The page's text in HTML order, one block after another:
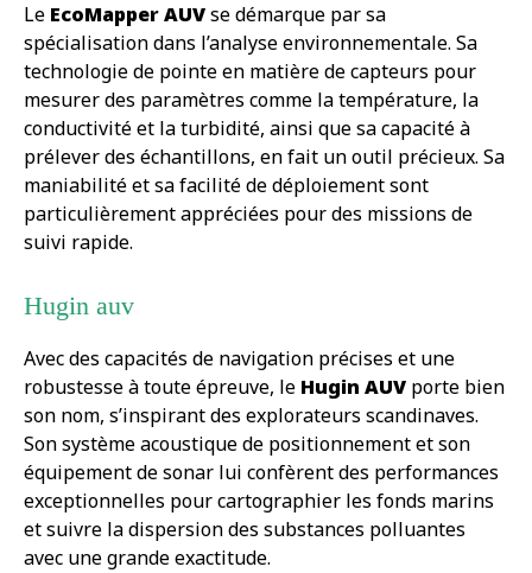
Le EcoMapper AUVse démarque par sa
spécialisation dans l’analyse environnementale. Sa
technologie de pointe en matière de capteurs pour
mesurer des paramètres comme la température, la
conductivité et la turbidité, ainsi que sa capacité à
prélever des échantillons, en fait un outil précieux. Sa
maniabilité et sa facilité de déploiement sont
particulièrement appréciées pour des missions de
suivi rapide.
Hugin auv
Avec des capacités de navigation précises et une
robustesse à toute épreuve, le Hugin AUV porte bien
son nom, s’inspirant des explorateurs scandinaves.
Son système acoustique de positionnement et son
équipement de sonar lui confèrent des performances
exceptionnelles pour cartographier les fonds marins
et suivre la dispersion des substances polluantes
avec une grande exactitude.